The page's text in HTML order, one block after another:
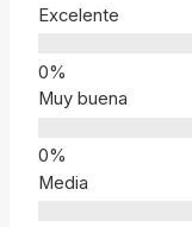
Excelente
Muy buena
Media